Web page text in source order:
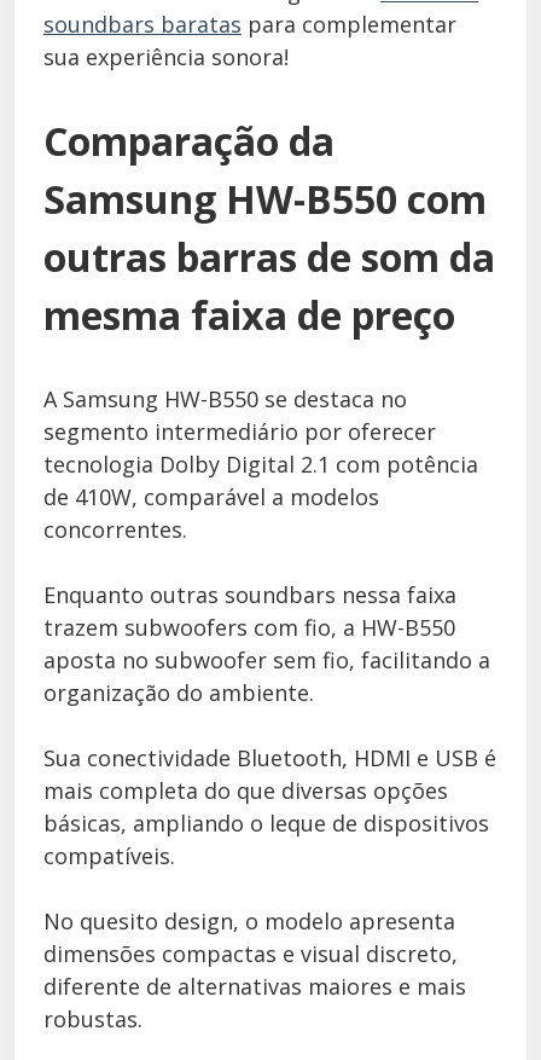
soundbars baratas para complementar
sua experiência sonora!
Comparação da
Samsung HW-B550 com
outras barras de som da
mesma faixa de preço
A Samsung HW-B550 se destaca no
segmento intermediário por oferecer
tecnologia Dolby Digital 2.1 com potência
de 410W, comparável a modelos
concorrentes.
Enquanto outras soundbars nessa faixa
trazem subwoofers com fio, a HW-B550
aposta no subwoofer sem fio, facilitando a
organização do ambiente.
Sua conectividade Bluetooth, HDMI e USB é
mais completa do que diversas opções
básicas, ampliando o leque de dispositivos
compatíveis.
No quesito design, o modelo apresenta
dimensões compactas e visual discreto,
diferente de alternativas maiores e mais
robustas.